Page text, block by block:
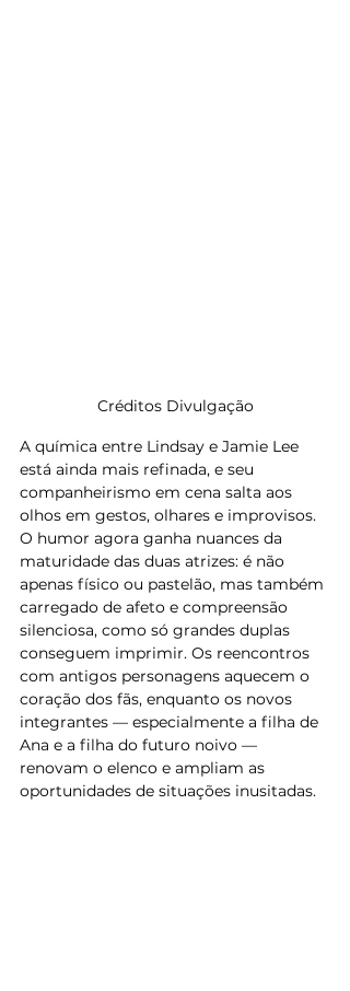
Créditos Divulgação
A química entre Lindsay e Jamie Lee
está ainda mais refinada, e seu
companheirismo em cena salta aos
olhos em gestos, olhares e improvisos.
O humor agora ganha nuances da
maturidade das duas atrizes: é não
apenas físico ou pastelão, mas também
carregado de afeto e compreensão
silenciosa, como só grandes duplas
conseguem imprimir. Os reencontros
com antigos personagens aquecem o
coração dos fãs, enquanto os novos
integrantes — especialmente a filha de
Ana e a filha do futuro noivo —
renovam o elenco e ampliam as
oportunidades de situações inusitadas.